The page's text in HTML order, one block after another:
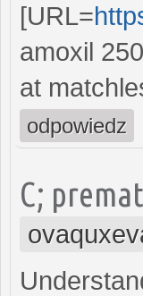
[URL=
amoxil
at
odpowiedz
C;